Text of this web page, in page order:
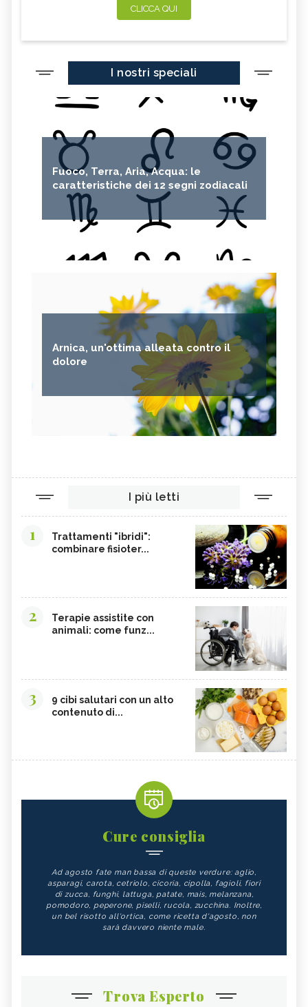
CLICCA QUI
I nostri speciali
Fuoco, Terra, Aria, Acqua: le
caratteristiche dei 12 segni zodiacali
Arnica, un'ottima alleata contro il
dolore
I più letti
1
Trattamenti "ibridi":
combinare fisioter...
2
Terapie assistite con
animali: come funz...
3
9 cibi salutari con un alto
contenuto di...
Cure consiglia
Ad agosto fate man bassa di queste verdure: aglio,
asparagi, carota, cetriolo, cicoria, cipolla, fagioli, fiori
di zucca, funghi, lattuga, patate, mais, melanzana,
pomodoro, peperone, piselli, rucola, zucchina. Inoltre,
un bel risotto all'ortica, come ricetta d'agosto, non
sarà davvero niente male.
Trova Esperto